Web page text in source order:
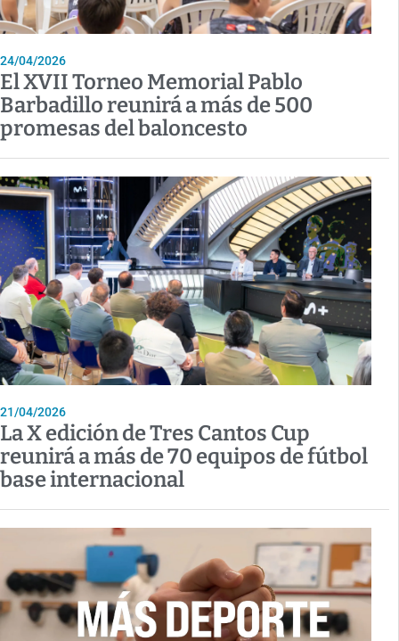
24/04/2026
El XVII Torneo Memorial Pablo
Barbadillo reunirá a más de 500
promesas del baloncesto
21/04/2026
La X edición de Tres Cantos Cup
reunirá a más de 70 equipos de fútbol
base internacional